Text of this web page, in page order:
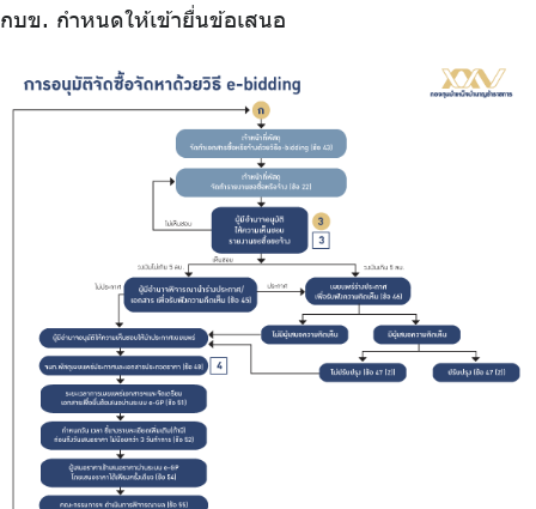
กบข. กำหนดให้เข้ายื่นข้อเสนอ